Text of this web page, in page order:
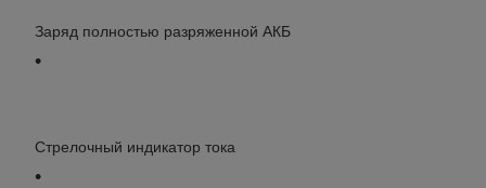
Заряд полностью разряженной АКБ
Стрелочный индикатор тока